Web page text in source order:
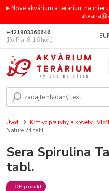
►Nové akvárium a terárium na
+421903360646
(Po-Pia, 8-16 hod.)
Úvod Krmivo pre ryby a krevety |
Nature 24 tabl.
Sera Spirulina
tabl.
TOP produkt